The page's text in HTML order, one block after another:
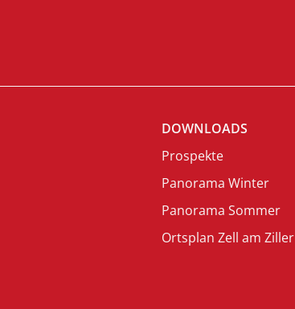
DOWNLOADS
Prospekte
Panorama Winter
Panorama Sommer
Ortsplan Zell am Ziller